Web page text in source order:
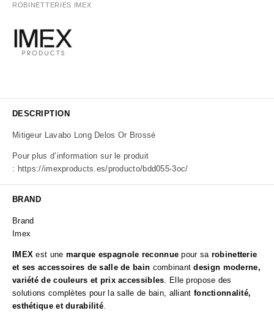
ROBINETTERIES IMEX
DESCRIPTION
Mitigeur Lavabo Long Delos Or Brossé
Pour plus d’information sur le produit
: https://imexproducts.es/producto/bdd055-3oc/
BRAND
Brand
Imex
IMEX est une marque espagnole reconnue pour sa robinetterie
et ses accessoires de salle de bain combinantdesign moderne,
variété de couleurs et prix accessibles. Elle propose des
solutions complètes pour la salle de bain, alliant fonctionnalité,
esthétique et durabilité.